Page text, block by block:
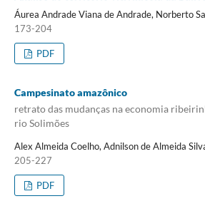
Áurea Andrade Viana de Andrade, Norberto
173-204
PDF
Campesinato amazônico
retrato das mudanças na economia
rio Solimões
Alex Almeida Coelho, Adnilson de Almeida
205-227
PDF